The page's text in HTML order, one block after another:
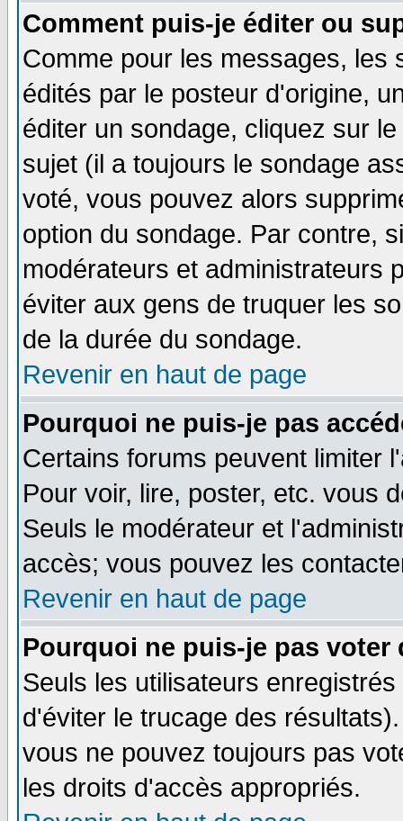
Comment puis-je éditer ou
Comme pour les messages, les
édités par le posteur d'origine,
éditer un sondage, cliquez sur
sujet (il a toujours le sondage
voté, vous pouvez alors
option du sondage. Par contre,
modérateurs et administrateurs
éviter aux gens de truquer les
de la durée du sondage.
Revenir en haut de page
Pourquoi ne puis-je pas
Certains forums peuvent limiter
Pour voir, lire, poster, etc. vous
Seuls le modérateur et
accès; vous pouvez les
Revenir en haut de page
Pourquoi ne puis-je pas voter
Seuls les utilisateurs
d'éviter le trucage des
vous ne pouvez toujours pas
les droits d'accès appropriés.